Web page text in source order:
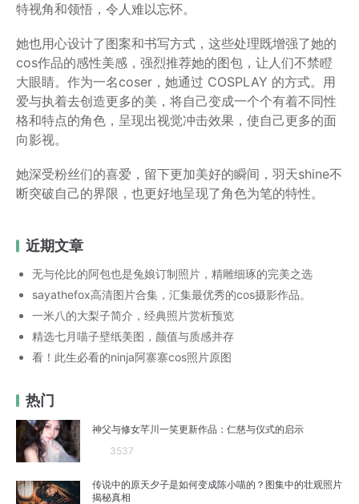
特视角和领悟，令人难以忘怀。
她也用心设计了图案和书写方式，这些处理既增强了她的
cos作品的感性美感，强烈推荐她的图包，让人们不禁瞪
大眼睛。作为一名coser，她通过 COSPLAY 的方式。用
爱与执着去创造更多的美，将自己变成一个个有着不同性
格和特点的角色，呈现出视觉冲击效果，使自己更多的面
向影视。
她深受粉丝们的喜爱，留下更加美好的瞬间，羽天shine不
断突破自己的界限，也更好地呈现了角色为笔的特性。
近期文章
无与伦比的阿包也是兔娘订制照片，精雕细琢的完美之选
sayathefox高清图片合集，汇集最优秀的cos摄影作品。
一米八的大梨子简介，经典照片赏析预览
精选七月喵子壁纸美图，颜值与质感并存
看！此生必看的ninja阿寨寨cos照片原图
热门
神父与修女芊川一笑更新作品：仁慈与仪式的启示
3537
传说中的原天夕子是如何变成陈小喵的？图集中的壮观照片
揭秘真相